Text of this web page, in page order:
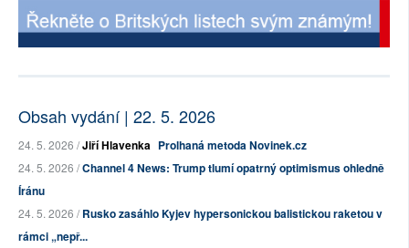
Obsah vydání | 22. 5. 2026
24. 5. 2026 /Jiří Hlavenka Prolhaná metoda Novinek.cz
24. 5. 2026 /Channel 4 News: Trump tlumí opatrný optimismus ohledně
Íránu
24. 5. 2026 /Rusko zasáhlo Kyjev hypersonickou balistickou raketou v
rámci „nepř...